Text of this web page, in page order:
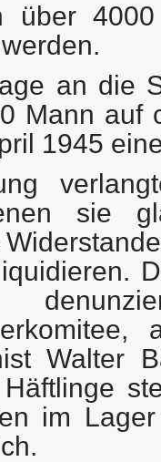
über
an die
Mann auf
1945
sie
Walter
im Lager